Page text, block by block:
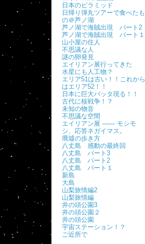
日本のピラミッド
日帰り弾丸ツアーで食べたも
の＠芦ノ湖
芦ノ湖で海賊出現 パート2
芦ノ湖で海賊出現 パート１
山小屋の住人
不思議な人
謎の卵発見
エイリアン展行ってきた
水星にも人工物？
エリア51は古い！！これから
はエリア52！！
日本に巨大バッタ現る！！
古代に核戦争！？
未知の物音
不思議な空間
エイリアン展 ―― モシモ
シ、応答ネガイマス。
廃墟の歩き方
八丈島 感動の最終回
八丈島 パート3
八丈島 パート2
八丈島 パート１
新島
大島
山梨旅情編2
山梨旅情編
井の頭公園3
井の頭公園２
井の頭公園
宇宙ステーション！？
ご近所で